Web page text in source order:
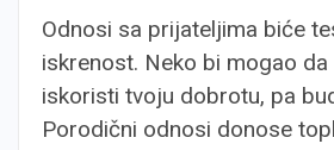
Odnosi sa prijateljima biće
iskrenost. Neko bi mogao da
iskoristi tvoju dobrotu, pa
Porodični odnosi donose